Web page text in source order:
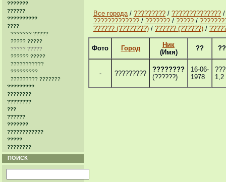
???????
??????
??????????
????
??????? ?????
????? ?????
????? ?????
?????? ?????
???????????
?????????
????????? ???????
?????????
????????
????????
???
??????
???????
????????????
?????
????????
ПОИСК
Все города/ ????????? / ??????????????
????????????? / ??????? / ????? /
?????? (????????) / ?????? (??????) /
Фото Город
Ник
(Имя)
??
- ?????????
????????
(??????)
16-06-
1978
1,2